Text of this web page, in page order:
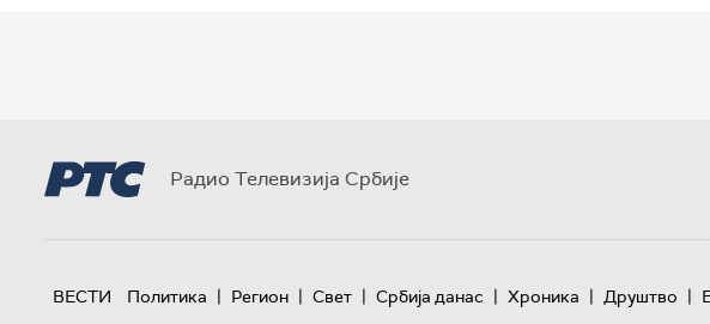
Радио Телевизија Србије
ВЕСТИ Политика | Регион | Свет | Србија данас | Хроника | Друштво |